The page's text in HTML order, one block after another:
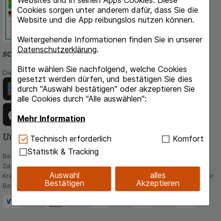
Cookies sorgen unter anderem dafür, dass Sie die
Website und die App reibungslos nutzen können.
Weitergehende Informationen finden Sie in unserer
Datenschutzerklärung.
Bitte wählen Sie nachfolgend, welche Cookies
gesetzt werden dürfen, und bestätigen Sie dies
durch "Auswahl bestätigen" oder akzeptieren Sie
alle Cookies durch "Alle auswählen":
Mehr Information
Technisch Notwendig:Hierbei handelt es sich um
Cookies, die für die Grundfunktionen unserer
Website notwendig sind (z.B. Navigation,
Warenkorb, Kundenkonto), weshalb auf diese nicht
verzichtet werden kann.
Einkaufserlebnis noch ansprechender zu gestalten,
Technisch erforderlich
Komfort
Statistik & Tracking
Auswahl
Bestätigen
alles
Akzeptieren
Deutschen Institut für Medizinische
Dokumentation und Information.
schlossapo.de-App
Die App von schlossapo.de jetzt mit E-Rezept-Scanner
Unsere Zahlungsarten
Bequem und sicher - Wählen Sie aus unseren verschiedenen
Zahlungsmöglichkeiten:
Kreditkarte, PayPal,Vorkasse, iDeal, Bancontact und Rechnung (für
Bestandskunden)